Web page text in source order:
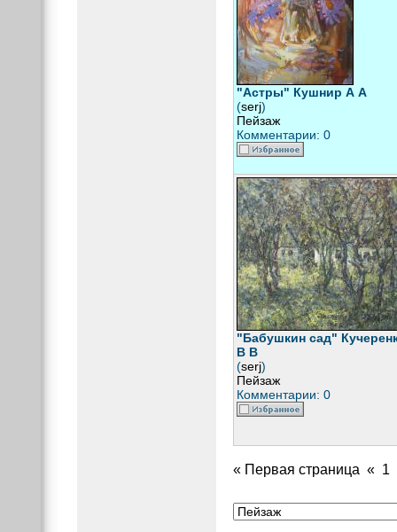
"Астры" Кушнир А А
(serj)
Пейзаж
Комментарии: 0
"Бабушкин сад"
В В
(serj)
Пейзаж
Комментарии: 0
« Первая страница « 1